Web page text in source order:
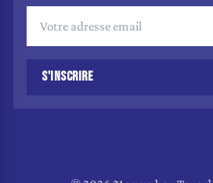
S'INSCRIRE